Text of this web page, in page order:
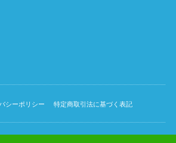
シーポリシー 特定商取引法に基づく表記